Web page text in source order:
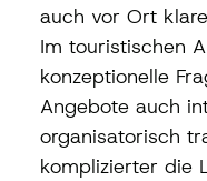
auch vor Ort
Im touristischen
konzeptionelle
Angebote auch
organisatorisch
komplizierter die